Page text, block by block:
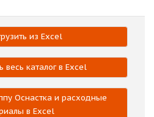
из Excel
весь каталог в Excel
Оснастка и расходные
в Excel